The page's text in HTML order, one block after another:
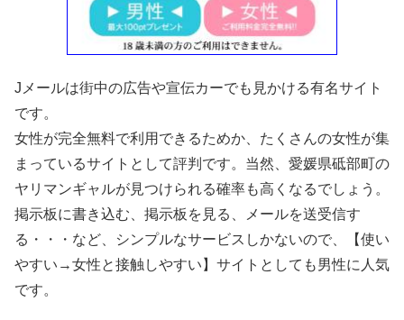
Jメールは街中の広告や宣伝カーでも見かける有名サイト
です。
女性が完全無料で利用できるためか、たくさんの女性が集
まっているサイトとして評判です。当然、愛媛県砥部町の
ヤリマンギャルが見つけられる確率も高くなるでしょう。
掲示板に書き込む、掲示板を見る、メールを送受信す
る・・・など、シンプルなサービスしかないので、【使い
やすい→女性と接触しやすい】サイトとしても男性に人気
です。